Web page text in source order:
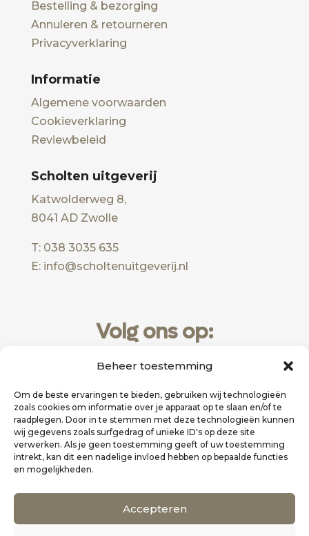
Beheer toestemming
Om de beste ervaringen te bieden, gebruiken wij technologieën
zoals cookies om informatie over je apparaat op te slaan en/of te
raadplegen. Door in te stemmen met deze technologieën kunnen
wij gegevens zoals surfgedrag of unieke ID's op deze site
verwerken. Als je geen toestemming geeft of uw toestemming
intrekt, kan dit een nadelige invloed hebben op bepaalde functies
en mogelijkheden.
Accepteren
Bestelling & bezorging
Annuleren & retourneren
Privacyverklaring
Informatie
Algemene voorwaarden
Cookieverklaring
Reviewbeleid
Scholten uitgeverij
Katwolderweg 8,
8041 AD Zwolle
T: 038 3035 635
E: info@scholtenuitgeverij.nl
Volg ons op:
Website realisatie doorZakelijk Bereikbaar